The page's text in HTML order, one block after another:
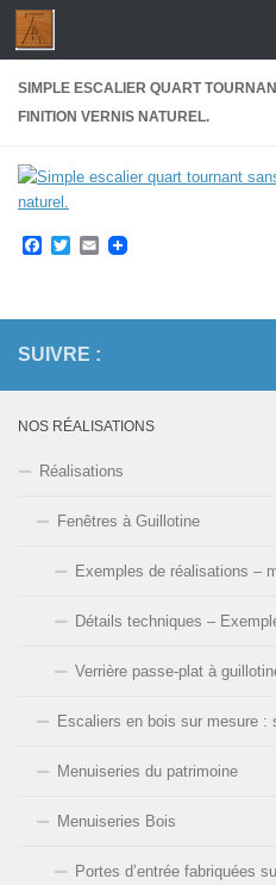
Skip to content
SIMPLE ESCALIER QUART
FINITION VERNIS NATUREL.
Facebook
Twitter
Email
SUIVRE :
NOS RÉALISATIONS
Réalisations
Fenêtres à Guillotine
Exemples de réalisations –
Détails techniques –
Verrière passe-plat à
Escaliers en bois sur mesure :
Menuiseries du patrimoine
Menuiseries Bois
Portes d’entrée fabriquées